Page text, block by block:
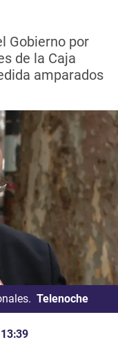
Gobierno por
de la Caja
amparados
Telenoche